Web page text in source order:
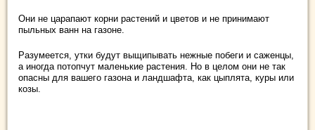
Они не царапают корни растений и цветов и не принимают
пыльных ванн на газоне.
Разумеется, утки будут выщипывать нежные побеги и саженцы,
а иногда потопчут маленькие растения. Но в целом они не так
опасны для вашего газона и ландшафта, как цыплята, куры или
козы.